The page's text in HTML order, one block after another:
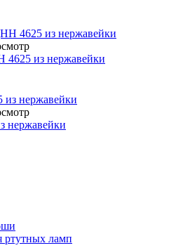
из нержавейки
нержавейки
ртутных ламп